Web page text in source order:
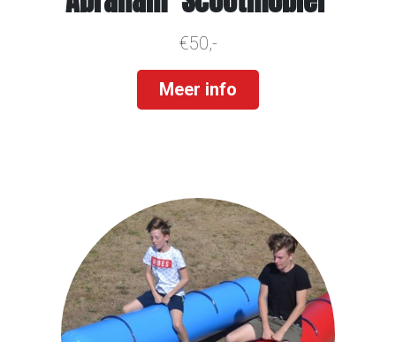
Abraham ‘Scootmobiel’